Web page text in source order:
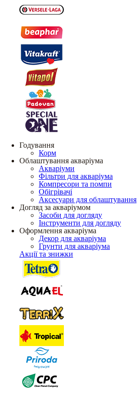
Годування
Корм
Облаштування акваріума
Акваріуми
Фільтри для акваріума
Компресори та помпи
Обігрівачі
Аксесуари для облаштування
Догляд за акваріумом
Засоби для догляду
Інструменти для догляду
Оформлення акваріума
Декор для акваріума
Грунти для акваріума
Акції та знижки